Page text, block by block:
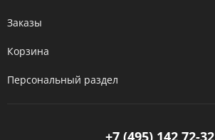
Заказы
Корзина
Персональный раздел
+7 (495) 142 72-32